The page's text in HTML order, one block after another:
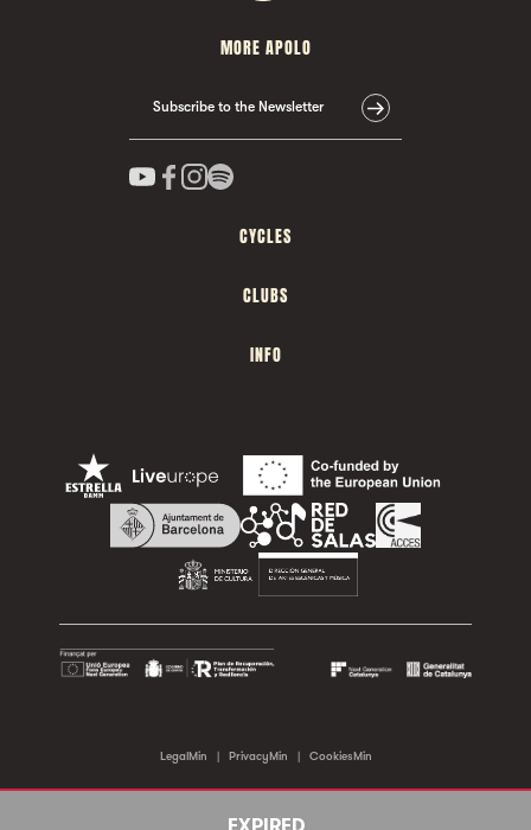
MORE APOLO
Subscribe to the Newsletter
CYCLES
CLUBS
INFO
LegalMin | PrivacyMin | CookiesMin
©2026 Sala Apolo. All rights reserved.